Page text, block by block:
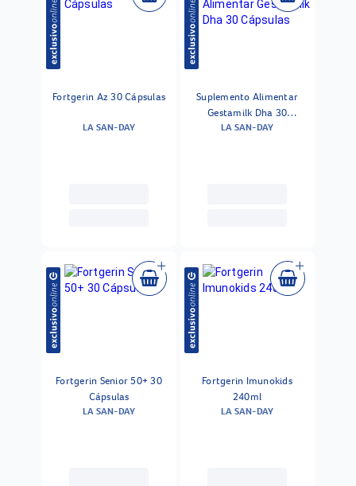
Fortgerin Az 30 Cápsulas
LA SAN-DAY
Suplemento Alimentar
Gestamilk Dha 30
Cápsulas
LA SAN-DAY
Fortgerin Senior 50+ 30
Cápsulas
LA SAN-DAY
Fortgerin Imunokids
240ml
LA SAN-DAY